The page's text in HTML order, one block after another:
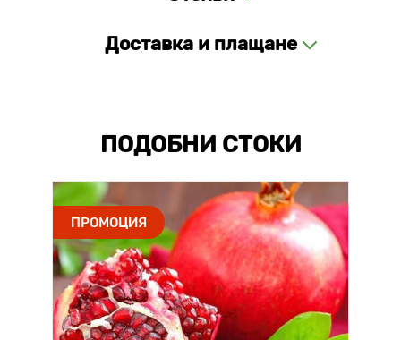
Доставка и плащане
ПОДОБНИ СТОКИ
ПРОМОЦИЯ